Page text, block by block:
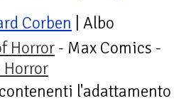
Corben | Albo
Horror - Max Comics -
Horror